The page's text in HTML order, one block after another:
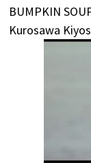
BUMPKIN
Kurosawa